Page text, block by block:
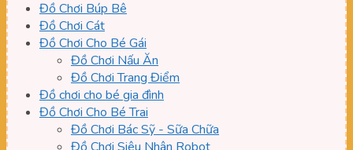
Đồ Chơi Búp Bê
Đồ Chơi Cát
Đồ Chơi Cho Bé Gái
Đồ Chơi Nấu Ăn
Đồ Chơi Trang Điểm
Đồ chơi cho bé gia đình
Đồ Chơi Cho Bé Trai
Đồ Chơi Bác Sỹ - Sữa Chữa